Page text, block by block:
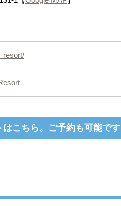
はこちら。ご予約も可能です